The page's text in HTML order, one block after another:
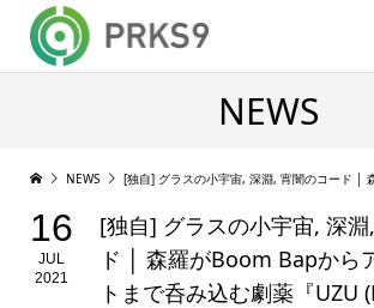
NEWS
NEWS [独自] グラスの小宇宙, 深淵, 宵闇のコード │ 森羅がBoom Bapからアブストラクトまで呑み込む劇薬『
16
JUL
2021
[独自] グラスの小宇宙, 深
ド │ 森羅がBoom Bapから
トまで呑み込む劇薬『UZU